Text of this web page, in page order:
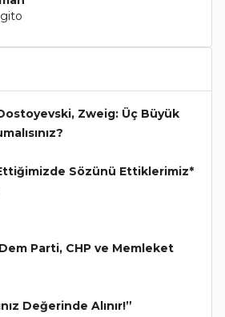
Zweig: Üç Büyük
Sözünü Ettiklerimiz*
Dem Parti, CHP ve Memleket
Değerinde Alınır!”